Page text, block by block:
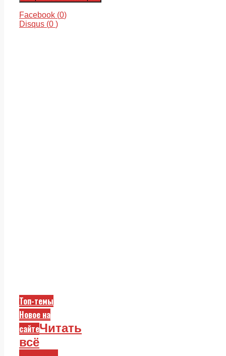
Facebook (0)
Disqus (0 )
Топ-темы
Новое на
сайтеЧитать
всё